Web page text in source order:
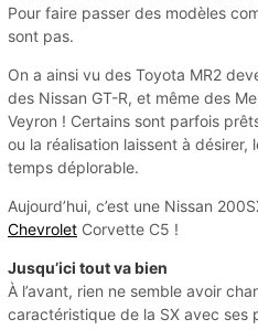
Pour faire passer des modèles
sont pas.
On a ainsi vu des Toyota MR2
des Nissan GT-R, et même des
Veyron ! Certains sont parfois
ou la réalisation laissent à
temps déplorable.
Aujourd’hui, c’est une Nissan
Chevrolet Corvette C5 !
Jusqu’ici tout va bien
À l’avant, rien ne semble avoir
caractéristique de la SX avec ses